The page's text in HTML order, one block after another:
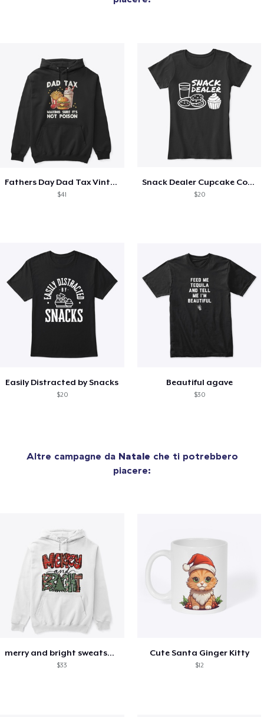
Fathers Day Dad Tax Vintage Papa T-Shirt
$41
Snack Dealer Cupcake Cookie and Milk
$20
Easily Distracted by Snacks
$20
Beautiful agave
$30
Altre campagne da Natale che ti potrebbero
piacere:
merry and bright sweatshirt christmas
$33
Cute Santa Ginger Kitty
$12